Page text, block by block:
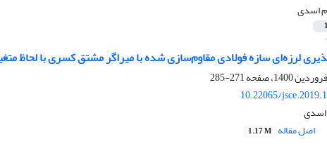
اسدی
1
لرزه‌ای سازه فولادی مقاوم‌سازی شده با میراگر مشتق کسری با لحاظ
271-285
10.22065/
اسدی
اصل مقاله 1.17 M